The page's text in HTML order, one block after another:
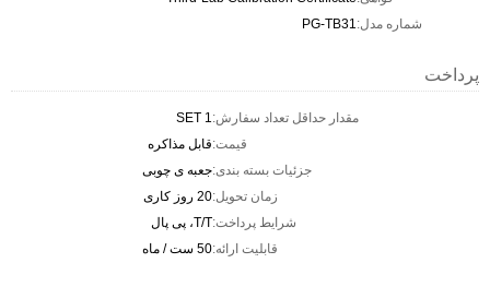
شماره مدل:PG-TB31
پرداخت
مقدار حداقل تعداد سفارش:1 SET
قیمت:قابل مذاکره
جزئیات بسته بندی:جعبه ی چوبی
زمان تحویل:20 روز کاری
شرایط پرداخت:T/T، پی پال
قابلیت ارائه:50 ست / ماه